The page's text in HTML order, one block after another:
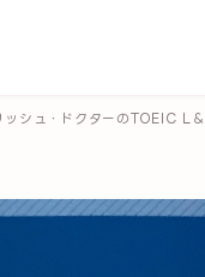
ッシュ・ドクターのTOEIC L